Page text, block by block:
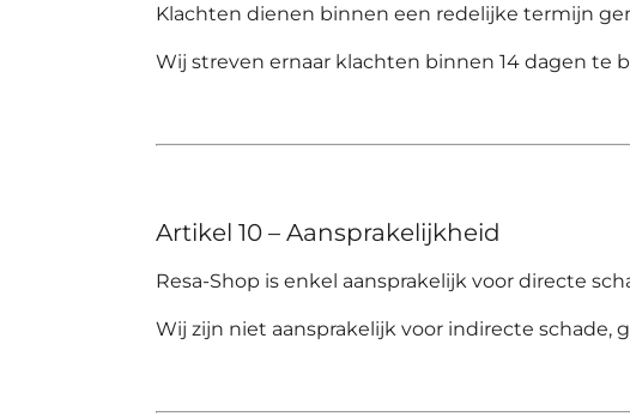
Klachten dienen binnen een redelijke termijn
Wij streven ernaar klachten binnen 14 dagen te
Artikel 10 – Aansprakelijkheid
Resa-Shop is enkel aansprakelijk voor directe
Wij zijn niet aansprakelijk voor indirecte